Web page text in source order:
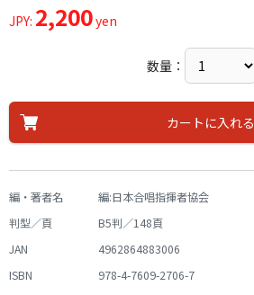
JPY: 2,200yen
数量：
カートに入れる
編・著者名
編:日本合唱指揮者協会
判型／頁
B5判／148頁
JAN
4962864883006
ISBN
978-4-7609-2706-7